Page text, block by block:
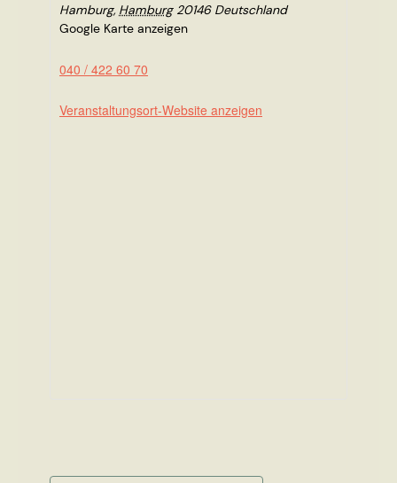
Hamburg, Hamburg 20146 Deutschland
Google Karte anzeigen
040 / 422 60 70
Veranstaltungsort-Website anzeigen